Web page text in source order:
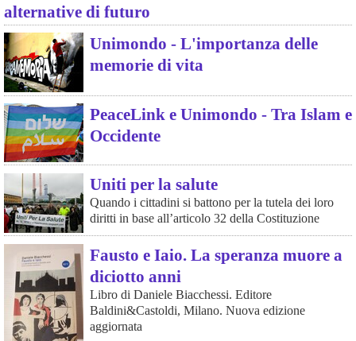
alternative di futuro
Unimondo - L'importanza delle
memorie di vita
PeaceLink e Unimondo - Tra Islam e
Occidente
Uniti per la salute
Quando i cittadini si battono per la tutela dei loro
diritti in base all’articolo 32 della Costituzione
Fausto e Iaio. La speranza muore a
diciotto anni
Libro di Daniele Biacchessi. Editore
Baldini&Castoldi, Milano. Nuova edizione
aggiornata